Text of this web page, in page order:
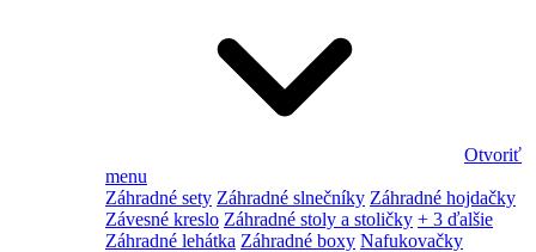
Otvoriť
menu
Záhradné sety Záhradné slnečníky Záhradné hojdačky
Závesné kreslo Záhradné stoly a stoličky + 3 ďalšie
Záhradné lehátka Záhradné boxy Nafukovačky